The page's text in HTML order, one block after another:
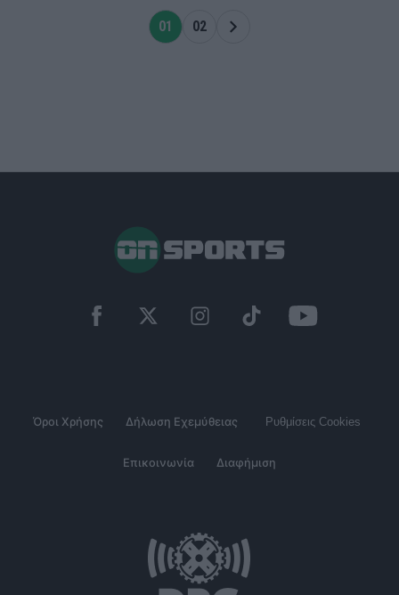
01 02
Όροι Χρήσης Δήλωση Εχεμύθειας Ρυθμίσεις Cookies
Επικοινωνία Διαφήμιση